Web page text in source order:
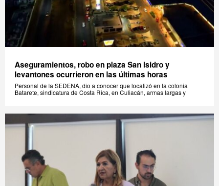
Aseguramientos, robo en plaza San Isidro y
levantones ocurrieron en las últimas horas
Personal de la SEDENA, dio a conocer que localizó en la colonia
Batarete, sindicatura de Costa Rica, en Culiacán, armas largas y